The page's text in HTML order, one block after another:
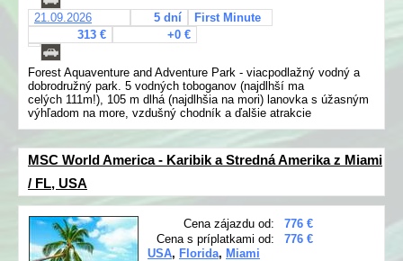
21.09.2026 5 dní
First Minute
313 €
+0 €
Forest Aquaventure and Adventure Park - viacpodlažný vodný a
dobrodružný park. 5 vodných toboganov (najdlhší ma
celých 111m!), 105 m dlhá (najdlhšia na mori) lanovka s úžasným
výhľadom na more, vzdušný chodník a ďalšie atrakcie
MSC World America - Karibik a Stredná Amerika z Miami
/ FL, USA
Cena zájazdu od:
776 €
Cena s príplatkami od:
776 €
USA, Florida, Miami